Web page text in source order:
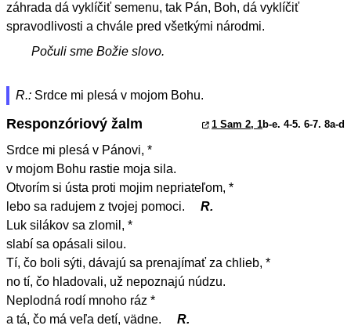
záhrada dá vyklíčiť semenu, tak Pán, Boh, dá vyklíčiť
spravodlivosti a chvále pred všetkými národmi.
Počuli sme Božie slovo.
R.: Srdce mi plesá v mojom Bohu.
Responzóriový žalm 1 Sam 2, 1b-e. 4-5. 6-7. 8a-d
Srdce mi plesá v Pánovi, *
v mojom Bohu rastie moja sila.
Otvorím si ústa proti mojim nepriateľom, *
lebo sa radujem z tvojej pomoci.
R.
Luk silákov sa zlomil, *
slabí sa opásali silou.
Tí, čo boli sýti, dávajú sa prenajímať za chlieb, *
no tí, čo hladovali, už nepoznajú núdzu.
Neplodná rodí mnoho ráz *
a tá, čo má veľa detí, vädne.
R.